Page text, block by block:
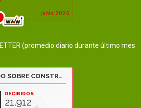
(promedio diario durante último mes